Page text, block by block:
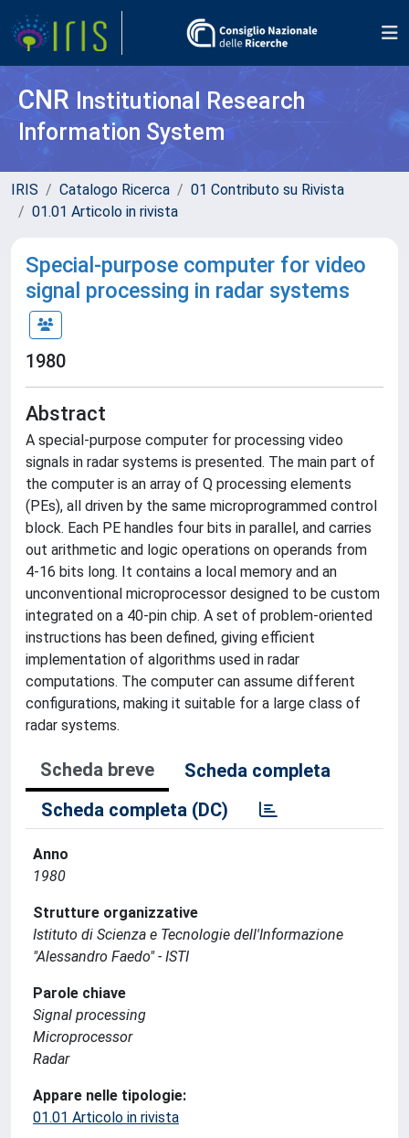
CNR Institutional Research
Information System
IRIS Catalogo Ricerca
01 Contributo su Rivista
01.01 Articolo in rivista
Special-purpose computer for video
signal processing in radar systems
1980
Abstract
A special-purpose computer for processing video
signals in radar systems is presented. The main part of
the computer is an array of Q processing elements
(PEs), all driven by the same microprogrammed control
block. Each PE handles four bits in parallel, and carries
out arithmetic and logic operations on operands from
4-16 bits long. It contains a local memory and an
unconventional microprocessor designed to be custom
integrated on a 40-pin chip. A set of problem-oriented
instructions has been defined, giving efficient
implementation of algorithms used in radar
computations. The computer can assume different
configurations, making it suitable for a large class of
radar systems.
Scheda breve
Scheda completa
Scheda completa (DC)
Anno
1980
Strutture organizzative
Istituto di Scienza e Tecnologie dell'Informazione
"Alessandro Faedo" - ISTI
Parole chiave
Signal processing
Microprocessor
Radar
Appare nelle tipologie:
01.01 Articolo in rivista